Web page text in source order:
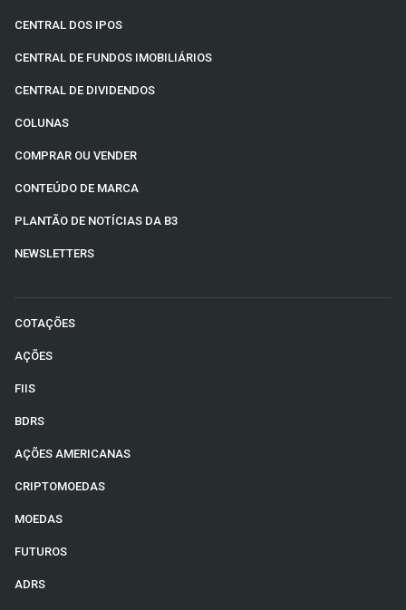
CENTRAL DOS IPOS
CENTRAL DE FUNDOS IMOBILIÁRIOS
CENTRAL DE DIVIDENDOS
COLUNAS
COMPRAR OU VENDER
CONTEÚDO DE MARCA
PLANTÃO DE NOTÍCIAS DA B3
NEWSLETTERS
COTAÇÕES
AÇÕES
FIIS
BDRS
AÇÕES AMERICANAS
CRIPTOMOEDAS
MOEDAS
FUTUROS
ADRS